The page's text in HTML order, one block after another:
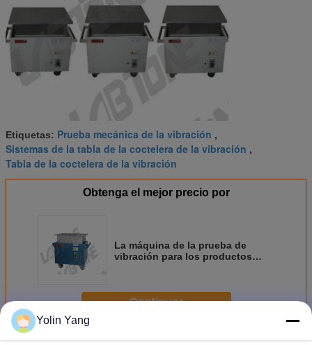
Etiquetas: Prueba mecánica de la vibración ,
Sistemas de la tabla de la coctelera de la vibración ,
Tabla de la coctelera de la vibración
Obtenga el mejor precio por
La máquina de la prueba de
vibración para los productos
Continuar
MásTabla mecánica de la coctelera
Yolin Yang